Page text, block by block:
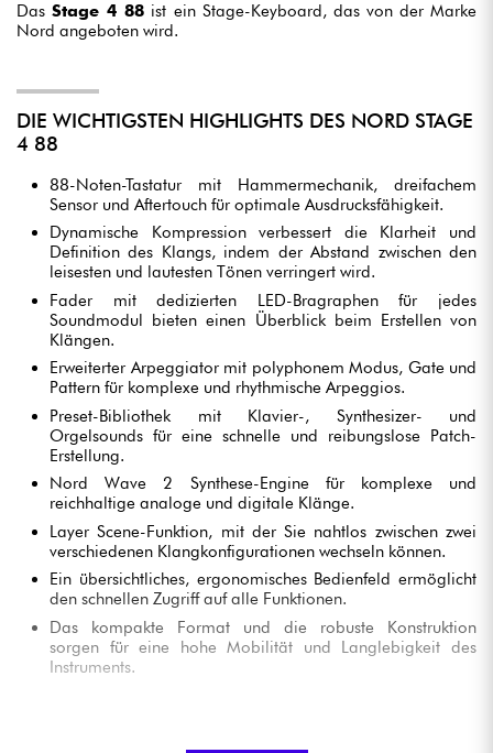
DasStage 4 88 ist ein Stage-Keyboard, das von der Marke
Nord angeboten wird.
DIE WICHTIGSTEN HIGHLIGHTS DES NORD STAGE
4 88
88-Noten-Tastatur mit Hammermechanik, dreifachem
Sensor und Aftertouch für optimale Ausdrucksfähigkeit.
Dynamische Kompression verbessert die Klarheit und
Definition des Klangs, indem der Abstand zwischen den
leisesten und lautesten Tönen verringert wird.
Fader mit dedizierten LED-Bragraphen für jedes
Soundmodul bieten einen Überblick beim Erstellen von
Klängen.
Erweiterter Arpeggiator mit polyphonem Modus, Gate und
Pattern für komplexe und rhythmische Arpeggios.
Preset-Bibliothek mit Klavier-, Synthesizer- und
Orgelsounds für eine schnelle und reibungslose Patch-
Erstellung.
Nord Wave 2 Synthese-Engine für komplexe und
reichhaltige analoge und digitale Klänge.
Layer Scene-Funktion, mit der Sie nahtlos zwischen zwei
verschiedenen Klangkonfigurationen wechseln können.
Ein übersichtliches, ergonomisches Bedienfeld ermöglicht
den schnellen Zugriff auf alle Funktionen.
Das kompakte Format und die robuste Konstruktion
sorgen für eine hohe Mobilität und Langlebigkeit des
Instruments.
DIE FUNKTIONEN DES NORD STAGE 4 88